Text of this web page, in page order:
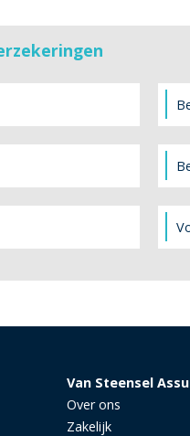
Van Steensel
Over ons
Zakelijk